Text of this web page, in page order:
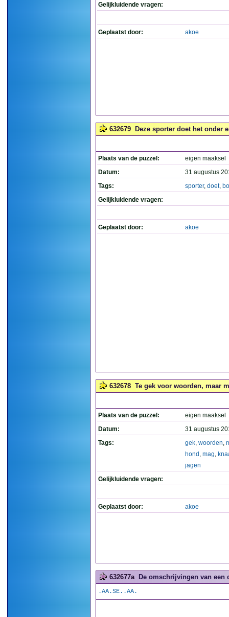
Gelijkluidende vragen:
Geplaatst door: akoe
632679 Deze sporter doet het onder
Plaats van de puzzel:
eigen maaksel
Datum:
31 augustus
Tags:
sporter, doet,
Gelijkluidende vragen:
Geplaatst door: akoe
632678 Te gek voor woorden, maar
Plaats van de puzzel:
eigen maaksel
Datum:
31 augustus
Tags:
gek, woorden,
hond , mag,
jagen
Gelijkluidende vragen:
Geplaatst door: akoe
632677a De omschrijvingen van een
.AA.SE..AA.